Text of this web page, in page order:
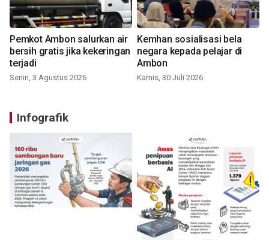
Pemkot Ambon salurkan air
bersih gratis jika kekeringan
terjadi
Senin, 3 Agustus 2026
Kemhan sosialisasi bela
negara kepada pelajar di
Ambon
Kamis, 30 Juli 2026
Infografik